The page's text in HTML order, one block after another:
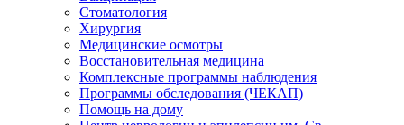
Стоматология
Хирургия
Медицинские осмотры
Восстановительная медицина
Комплексные программы наблюдения
Программы обследования (ЧЕКАП)
Помощь на дому